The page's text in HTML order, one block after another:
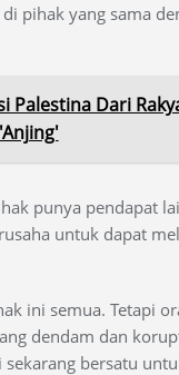
pihak yang sama
Palestina Dari
punya pendapat
untuk dapat
ini semua. Tetapi
dendam dan
bersatu